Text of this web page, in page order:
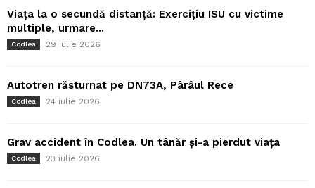
Viața la o secundă distanță: Exercițiu ISU cu victime
multiple, urmare...
Codlea 29 iulie 2026
Autotren răsturnat pe DN73A, Pârâul Rece
Codlea 24 iulie 2026
Grav accident în Codlea. Un tânăr și-a pierdut viața
Codlea 23 iulie 2026